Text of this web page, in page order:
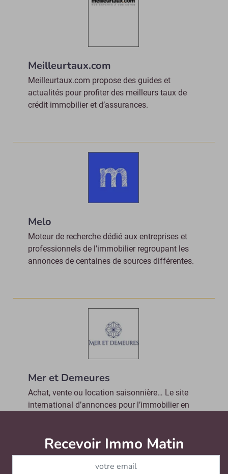
Meilleurtaux.com
Meilleurtaux.com propose des guides et
actualités pour profiter des meilleurs taux de
crédit immobilier et d’assurances.
Melo
Moteur de recherche dédié aux entreprises et
professionnels de l’immobilier regroupant les
annonces de centaines de sources différentes.
Mer et Demeures
Achat, vente ou location saisonnière… Le site
international d’annonces pour l’immobilier en
Recevoir Immo Matin